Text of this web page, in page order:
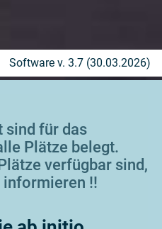
Software v. 3.7 (30.03.2026)
sind für das
Plätze belegt.
verfügbar sind,
informieren !!